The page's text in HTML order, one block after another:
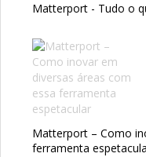
Matterport - Tudo o
Matterport – Como
ferramenta